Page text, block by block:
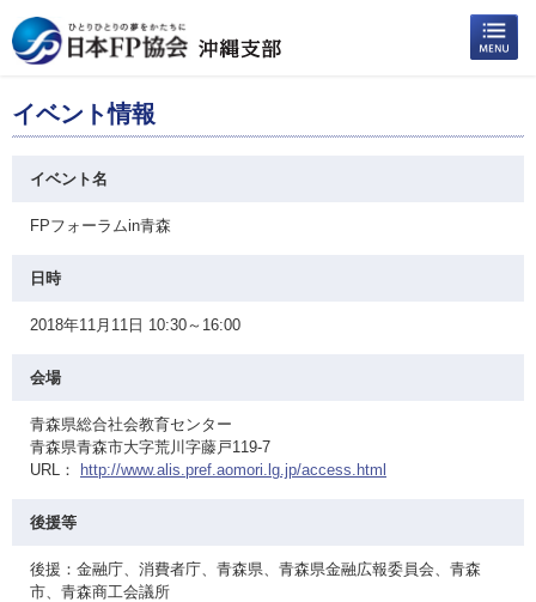
イベント情報
イベント名
FPフォーラムin青森
日時
2018年11月11日 10:30～16:00
会場
青森県総合社会教育センター
青森県青森市大字荒川字藤戸119-7
URL：
http://www.alis.pref.aomori.lg.jp/access.html
後援等
後援：金融庁、消費者庁、青森県、青森県金融広報委員会、青森
市、青森商工会議所